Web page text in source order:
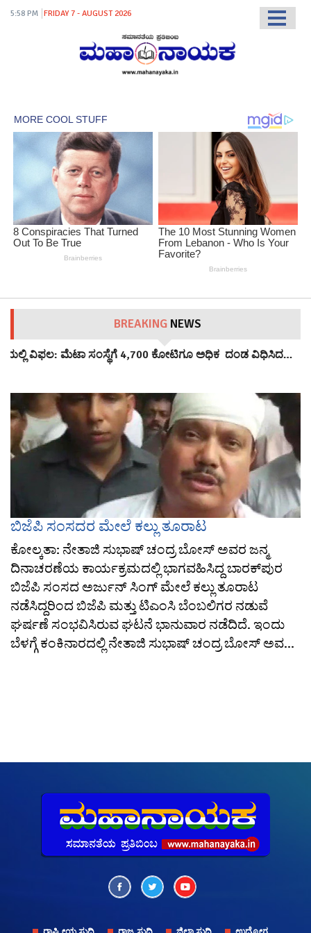
5:58 PM FRIDAY 7 - AUGUST 2026
BREAKING NEWS
ವಿಫಲ: ಮೆಟಾ ಸಂಸ್ಥೆಗೆ 4,700 ಕೋಟಿಗೂ ಅಧಿಕ ದಂಡ ವಿಧಿಸಿದ…
ಬಿಜೆಪಿ ಸಂಸದರ ಮೇಲೆ ಕಲ್ಲು ತೂರಾಟ
ಕೋಲ್ಕತಾ: ನೇತಾಜಿ ಸುಭಾಷ್ ಚಂದ್ರ ಬೋಸ್ ಅವರ ಜನ್ಮ
ದಿನಾಚರಣೆಯ ಕಾರ್ಯಕ್ರಮದಲ್ಲಿ ಭಾಗವಹಿಸಿದ್ದ ಬಾರಕ್‌ಪುರ
ಬಿಜೆಪಿ ಸಂಸದ ಅರ್ಜುನ್ ಸಿಂಗ್ ಮೇಲೆ ಕಲ್ಲು ತೂರಾಟ
ನಡೆಸಿದ್ದರಿಂದ ಬಿಜೆಪಿ ಮತ್ತು ಟಿಎಂಸಿ ಬೆಂಬಲಿಗರ ನಡುವೆ
ಘರ್ಷಣೆ ಸಂಭವಿಸಿರುವ ಘಟನೆ ಭಾನುವಾರ ನಡೆದಿದೆ. ಇಂದು
ಬೆಳಗ್ಗೆ ಕಂಕಿನಾರದಲ್ಲಿ ನೇತಾಜಿ ಸುಭಾಷ್ ಚಂದ್ರ ಬೋಸ್ ಅವ...